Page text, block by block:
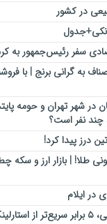
در کشور
به گرانی برنج | با
در شهر تهران و حومه
نفر است؟
درز پیدا کرد!
طلا! | بازار ارز و سکه
ایلام